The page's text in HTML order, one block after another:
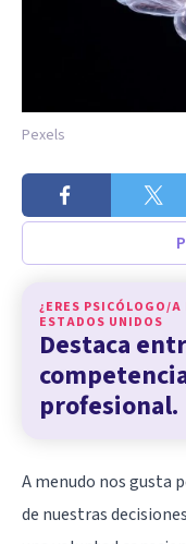
Pexels
¿ERES PSICÓLOGO/A
ESTADOS UNIDOS
Destaca
profesional.
A menudo nos gusta
de nuestras